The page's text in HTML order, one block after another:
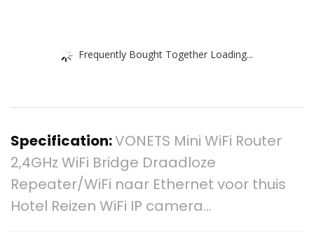
Frequently Bought Together Loading...
Specification:VONETS Mini WiFi Router
2,4GHz WiFi Bridge Draadloze
Repeater/WiFi naar Ethernet voor thuis
Hotel Reizen WiFi IP camera…